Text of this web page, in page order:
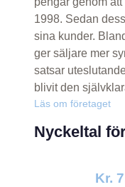
1998. Sedan
sina kunder.
ger säljare mer
satsar
blivit den
Läs om företaget
Nyckeltal
Kr.